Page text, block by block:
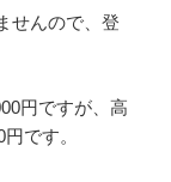
せんので、登
円ですが、高
です。